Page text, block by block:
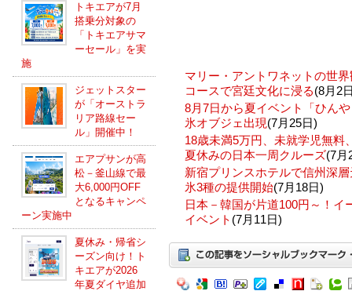
トキエアが7月
搭乗分対象の
「トキエアサマ
ーセール」を実
施
ジェットスター
が「オーストラ
リア路線セー
ル」開催中！
エアプサンが高
松－釜山線で最
大6,000円OFF
となるキャンペ
ーン実施中
夏休み・帰省シ
ーズン向け！ト
キエアが2026
年夏ダイヤ追加
マリー・アントワネットの世
コースで宮廷文化に浸る(8月2
8月7日から夏イベント「ひん
氷オブジェ出現(7月25日)
18歳未満5万円、未就学児無料
夏休みの日本一周クルーズ(7月
新宿プリンスホテルで信州深
氷3種の提供開始(7月18日)
日本－韓国が片道100円～！イ
イベント (7月11日)